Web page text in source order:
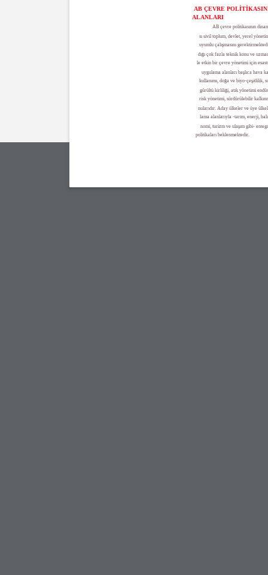
AB ÇEVRE
ALANLARI
AB çevre politikasının
sı sivil toplum, devlet, yerel
uyumlu çalışmasını
dığı çok fazla teknik konu ve
le etkin bir çevre yönetimi için
uygulama alanları başlıca hava
kullanımı, doğa ve biyo-çeşitlilik,
gürültü kirliliği, atık yönetimi
risk yönetimi, sürdürülebilir
nularıdır. Aday ülkeler ve üye
lama alanlarıyla -tarım, enerji,
nomi, turizm ve ulaşım gibi-
politikaları beklenmektedir.